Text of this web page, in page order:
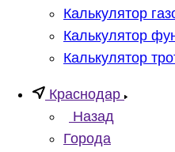
Калькулятор
Калькулятор
Калькулятор
Краснодар
Назад
Города